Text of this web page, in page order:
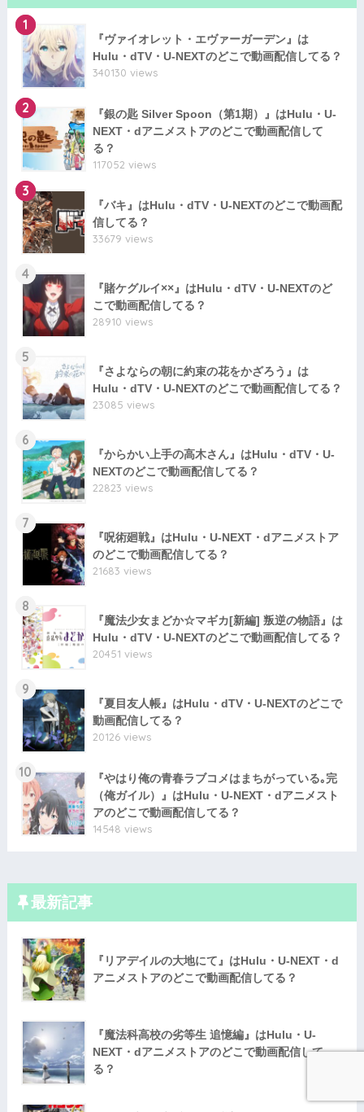
1
『ヴァイオレット・エヴァーガーデン』は
Hulu・dTV・U-NEXTのどこで動画配信してる？
340130 views
2
『銀の匙 Silver Spoon（第1期）』はHulu・U-
NEXT・dアニメストアのどこで動画配信して
る？
117052 views
3
『バキ』はHulu・dTV・U-NEXTのどこで動画配
信してる？
33679 views
4
『賭ケグルイ××』はHulu・dTV・U-NEXTのど
こで動画配信してる？
28910 views
5
『さよならの朝に約束の花をかざろう』は
Hulu・dTV・U-NEXTのどこで動画配信してる？
23085 views
6
『からかい上手の高木さん』はHulu・dTV・U-
NEXTのどこで動画配信してる？
22823 views
7
『呪術廻戦』はHulu・U-NEXT・dアニメストア
のどこで動画配信してる？
21683 views
8
『魔法少女まどか☆マギカ[新編] 叛逆の物語』は
Hulu・dTV・U-NEXTのどこで動画配信してる？
20451 views
9
『夏目友人帳』はHulu・dTV・U-NEXTのどこで
動画配信してる？
20126 views
10
『やはり俺の青春ラブコメはまちがっている｡完
（俺ガイル）』はHulu・U-NEXT・dアニメスト
アのどこで動画配信してる？
14548 views
最新記事
『リアデイルの大地にて』はHulu・U-NEXT・d
アニメストアのどこで動画配信してる？
『魔法科高校の劣等生 追憶編』はHulu・U-
NEXT・dアニメストアのどこで動画配信して
る？